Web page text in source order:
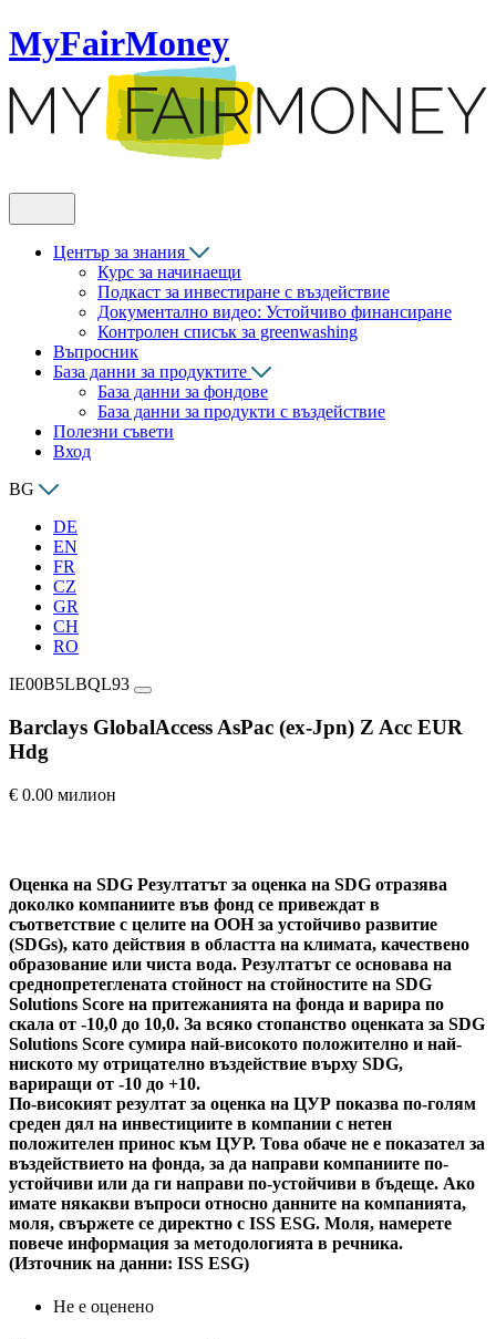
MyFairMoney
Център за знания
Курс за начинаещи
Подкаст за инвестиране с въздействие
Документално видео: Устойчиво финансиране
Контролен списък за greenwashing
Въпросник
База данни за продуктите
База данни за фондове
База данни за продукти с въздействие
Полезни съвети
Вход
BG
DE
EN
FR
CZ
GR
CH
RO
IE00B5LBQL93
Barclays GlobalAccess AsPac (ex-Jpn) Z Acc EUR
Hdg
€ 0.00 милион
Оценка на SDG Резултатът за оценка на SDG отразява
доколко компаниите във фонд се привеждат в
съответствие с целите на ООН за устойчиво развитие
(SDGs), като действия в областта на климата, качествено
образование или чиста вода. Резултатът се основава на
среднопретеглената стойност на стойностите на SDG
Solutions Score на притежанията на фонда и варира по
скала от -10,0 до 10,0. За всяко стопанство оценката за SDG
Solutions Score сумира най-високото положително и най-
ниското му отрицателно въздействие върху SDG,
вариращи от -10 до +10.
По-високият резултат за оценка на ЦУР показва по-голям
среден дял на инвестициите в компании с нетен
положителен принос към ЦУР. Това обаче не е показател за
въздействието на фонда, за да направи компаниите по-
устойчиви или да ги направи по-устойчиви в бъдеще. Ако
имате някакви въпроси относно данните на компанията,
моля, свържете се директно с ISS ESG. Моля, намерете
повече информация за методологията в речника.
(Източник на данни: ISS ESG)
Не е оценено